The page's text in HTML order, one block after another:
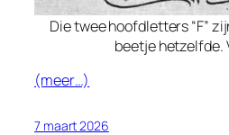
Die twee hoofdletters “F”
beetje hetzelfde.
(meer…)
7 maart 2026